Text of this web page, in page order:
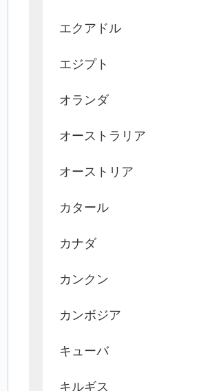
エクアドル
エジプト
オランダ
オーストラリア
オーストリア
カタール
カナダ
カンクン
カンボジア
キューバ
キルギス